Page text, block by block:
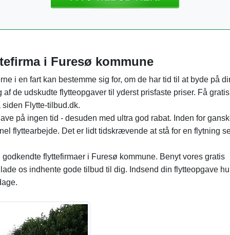
i Furesø kommune
i en fart kan bestemme sig for, om de har tid til at byde på
de udskudte flytteopgaver til yderst prisfaste priser. Få gratis
Flytte-tilbud.dk.
på ingen tid - desuden med ultra god rabat. Inden for
flyttearbejde. Det er lidt tidskrævende at stå for en flytning
flyttefirmaer i Furesø kommune. Benyt vores gratis
os indhente gode tilbud til dig. Indsend din flytteopgave